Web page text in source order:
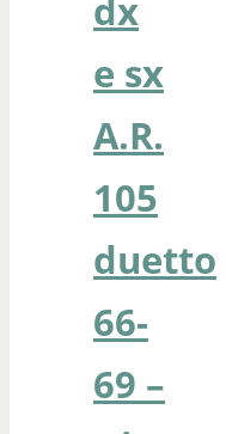
dx
e sx
A.R.
105
duetto
66-
69 –